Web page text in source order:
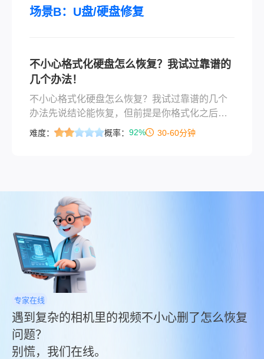
至U盘损坏等常见情况，希望能帮到有类似经历的
场景B：U盘/硬盘修复
不小心格式化硬盘怎么恢复？我试过靠谱的
几个办法！
不小心格式化硬盘怎么恢复？我试过靠谱的几个
办法先说结论能恢复，但前提是你格式化之后没
再往那个盘里存过任何新东西。 格式化只是把硬
同事老张，急着把旧U盘腾空间装新项目，手一快
点了“格式化”。愣了三秒后他声音都变了：“完了
难度： 概率： 92% 30-60分钟
专家在线
遇到复杂的相机里的视频不小心删了怎么恢复
问题？
别慌，我们在线。